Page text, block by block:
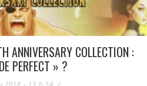
ANNIVERSARY COLLECTION :
PERFECT » ?
2018 - 13 h 54 /